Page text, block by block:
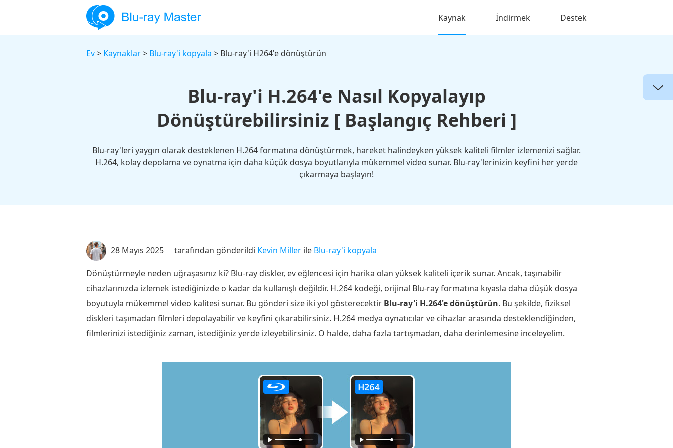
Kaynak İndirmek Destek
Ev> Kaynaklar> Blu-ray'i kopyala > Blu-ray'i H264'e dönüştürün
Blu-ray'i H.264'e Nasıl Kopyalayıp
Dönüştürebilirsiniz [ Başlangıç Rehberi ]
Blu-ray'leri yaygın olarak desteklenen H.264 formatına dönüştürmek, hareket halindeyken yüksek kaliteli filmler izlemenizi sağlar.
H.264, kolay depolama ve oynatma için daha küçük dosya boyutlarıyla mükemmel video sunar. Blu-ray'lerinizin keyfini her yerde
çıkarmaya başlayın!
28 Mayıs 2025 tarafından gönderildi Kevin Miller ile Blu-ray'i kopyala
Dönüştürmeyle neden uğraşasınız ki? Blu-ray diskler, ev eğlencesi için harika olan yüksek kaliteli içerik sunar. Ancak, taşınabilir
cihazlarınızda izlemek istediğinizde o kadar da kullanışlı değildir. H.264 kodeği, orijinal Blu-ray formatına kıyasla daha düşük dosya
boyutuyla mükemmel video kalitesi sunar. Bu gönderi size iki yol gösterecektir Blu-ray'i H.264'e dönüştürün. Bu şekilde, fiziksel
diskleri taşımadan filmleri depolayabilir ve keyfini çıkarabilirsiniz. H.264 medya oynatıcılar ve cihazlar arasında desteklendiğinden,
filmlerinizi istediğiniz zaman, istediğiniz yerde izleyebilirsiniz. O halde, daha fazla tartışmadan, daha derinlemesine inceleyelim.